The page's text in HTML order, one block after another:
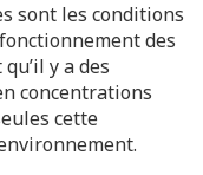
sont les conditions
des
y a des
concentrations
cette